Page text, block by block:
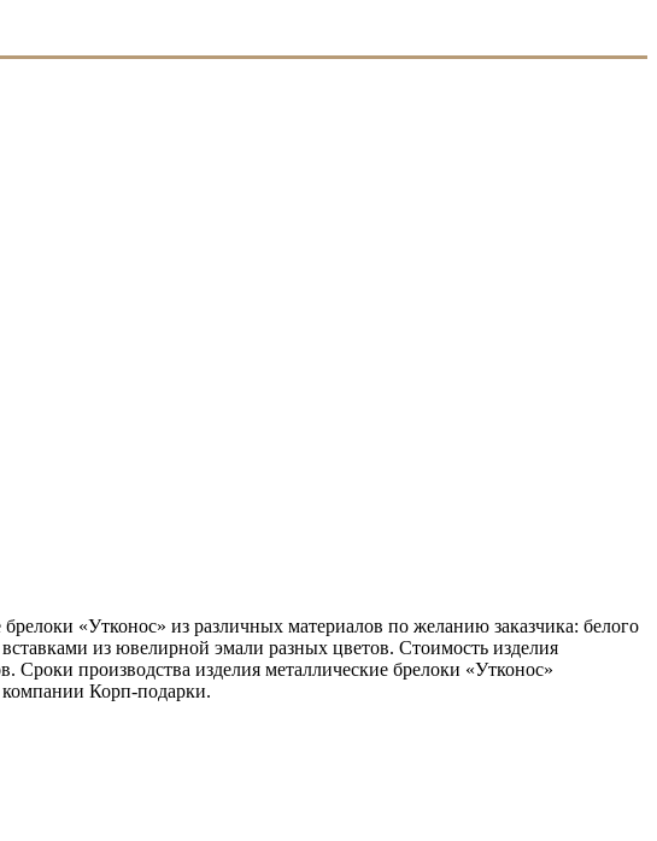
«Утконос» из различных материалов по желанию заказчика: белого
из ювелирной эмали разных цветов. Стоимость изделия
Сроки производства изделия металлические брелоки «Утконос»
компании Корп-подарки.